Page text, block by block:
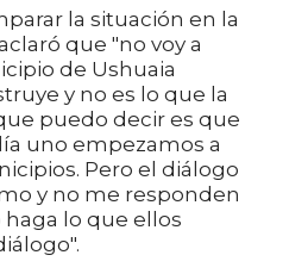
la situación en la
que "no voy a
de Ushuaia
y no es lo que la
puedo decir es que
uno empezamos a
Pero el diálogo
y no me responden
lo que ellos